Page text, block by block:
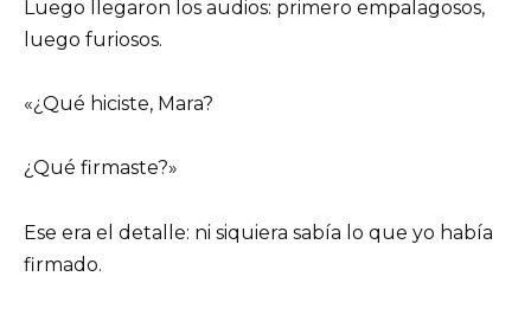
Luego llegaron los audios: primero empalagosos,
luego furiosos.
«¿Qué hiciste, Mara?
¿Qué firmaste?»
Ese era el detalle: ni siquiera sabía lo que yo había
firmado.